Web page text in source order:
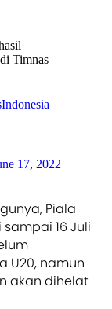
Timnas
17, 2022
Piala
16 Juli
U20, namun
akan dihelat